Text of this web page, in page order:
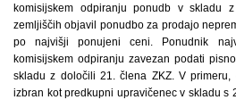
komisijskem odpiranju ponudb v skladu
zemljiščih objavil ponudbo za prodajo
po najvišji ponujeni ceni. Ponudnik
komisijskem odpiranju zavezan podati
skladu z določili 21. člena ZKZ. V
izbran kot predkupni upravičenec v skladu s